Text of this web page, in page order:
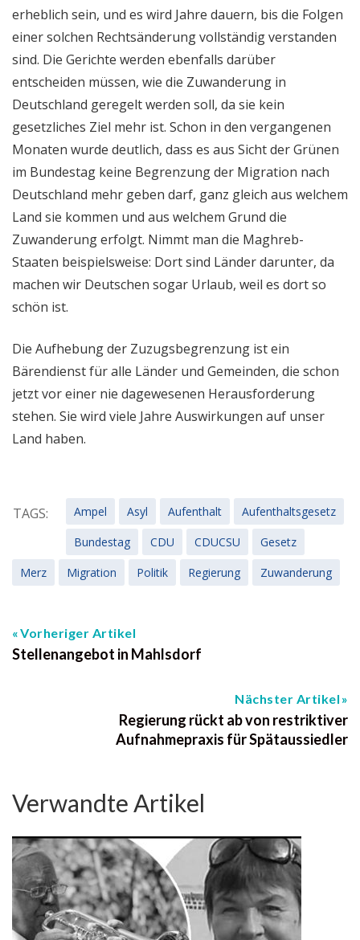
erheblich sein, und es wird Jahre dauern, bis die Folgen
einer solchen Rechtsänderung vollständig verstanden
sind. Die Gerichte werden ebenfalls darüber
entscheiden müssen, wie die Zuwanderung in
Deutschland geregelt werden soll, da sie kein
gesetzliches Ziel mehr ist. Schon in den vergangenen
Monaten wurde deutlich, dass es aus Sicht der Grünen
im Bundestag keine Begrenzung der Migration nach
Deutschland mehr geben darf, ganz gleich aus welchem
Land sie kommen und aus welchem Grund die
Zuwanderung erfolgt. Nimmt man die Maghreb-
Staaten beispielsweise: Dort sind Länder darunter, da
machen wir Deutschen sogar Urlaub, weil es dort so
schön ist.
Die Aufhebung der Zuzugsbegrenzung ist ein
Bärendienst für alle Länder und Gemeinden, die schon
jetzt vor einer nie dagewesenen Herausforderung
stehen. Sie wird viele Jahre Auswirkungen auf unser
Land haben.
TAGS: Ampel Asyl Aufenthalt
Aufenthaltsgesetz
Bundestag
CDU CDUCSU
Gesetz
Merz
Migration Politik Regierung Zuwanderung
Vorheriger Artikel
Stellenangebot in Mahlsdorf
Nächster Artikel
Regierung rückt ab von restriktiver
Aufnahmepraxis für Spätaussiedler
Verwandte Artikel